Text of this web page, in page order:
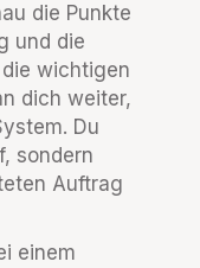
die Punkte
und die
wichtigen
dich weiter,
Du
sondern
Auftrag
einem